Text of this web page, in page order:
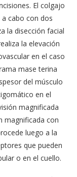
El colgajo
cabo con dos
la disección facial
la elevación
en el caso
mase terina
del músculo
en el
magnificada
magnificada con
luego a la
que pueden
o en el cuello.